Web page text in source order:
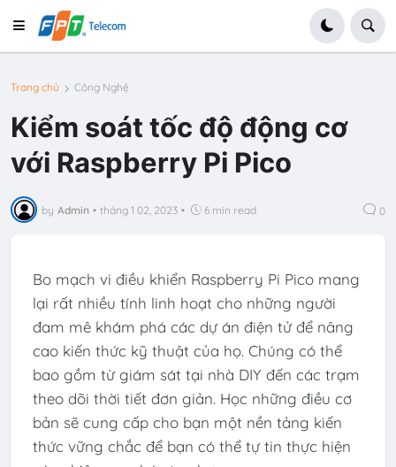
Trang chủ Công Nghệ
Kiểm soát tốc độ động cơ
với Raspberry Pi Pico
by Admin • tháng 1 02, 2023 • 6 min read 0
Bo mạch vi điều khiển Raspberry Pi Pico mang
lại rất nhiều tính linh hoạt cho những người
đam mê khám phá các dự án điện tử để nâng
cao kiến ​​thức kỹ thuật của họ. Chúng có thể
bao gồm từ giám sát tại nhà DIY đến các trạm
theo dõi thời tiết đơn giản. Học những điều cơ
bản sẽ cung cấp cho bạn một nền tảng kiến ​​
thức vững chắc để bạn có thể tự tin thực hiện